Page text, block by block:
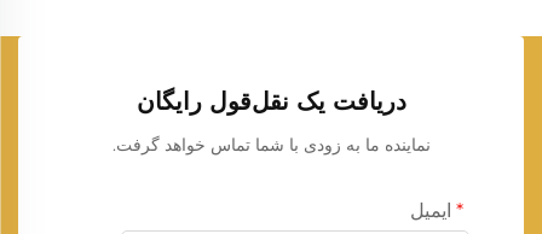
دریافت یک نقل‌قول رایگان
نماینده ما به زودی با شما تماس خواهد گرفت.
ایمیل